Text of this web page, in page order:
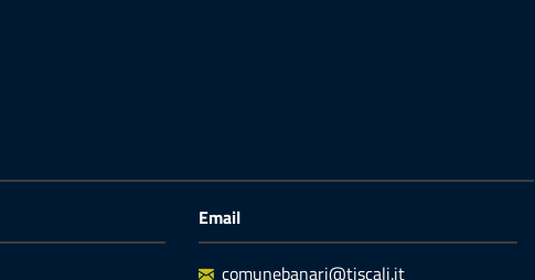
Email
comunebanari@tiscali.it